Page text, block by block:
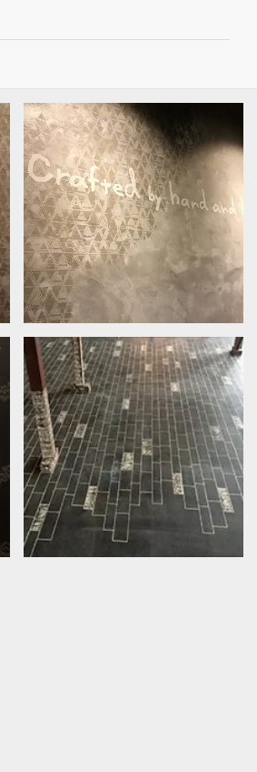
店内壁面パターン、手描き文字
床面全体